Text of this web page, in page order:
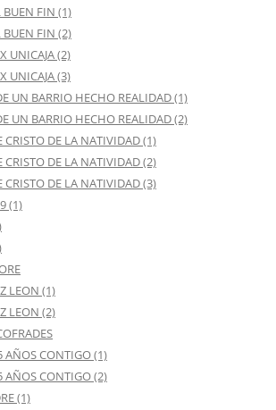
BUEN FIN (1)
BUEN FIN (2)
UNICAJA (2)
UNICAJA (3)
UN BARRIO HECHO REALIDAD (1)
UN BARRIO HECHO REALIDAD (2)
CRISTO DE LA NATIVIDAD (1)
CRISTO DE LA NATIVIDAD (2)
CRISTO DE LA NATIVIDAD (3)
(1)
LEON (1)
LEON (2)
AÑOS CONTIGO (1)
AÑOS CONTIGO (2)
(1)